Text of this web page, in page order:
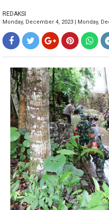
REDAKSI
Monday, December 4, 2023 | Monday,